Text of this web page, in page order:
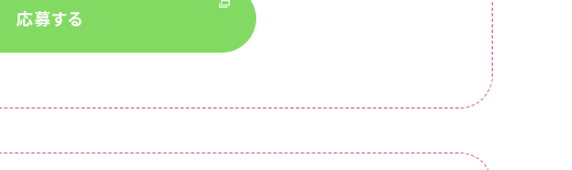
応募する